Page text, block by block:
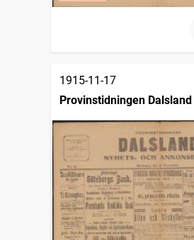
1915-11-17
Provinstidningen Dalsland